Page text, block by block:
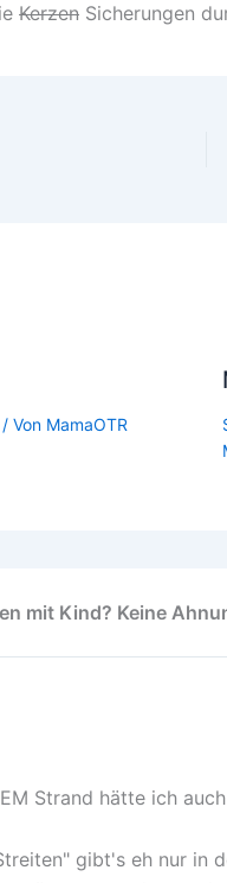
Kerzen Sicherungen
/ Von MamaOTR
mit Kind? Keine
Strand hätte ich
gibt's eh nur in